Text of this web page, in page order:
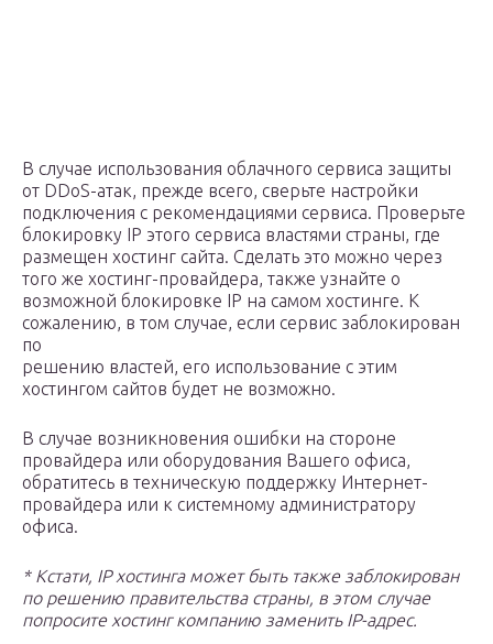
В случае использования облачного сервиса защиты
от DDoS-атак, прежде всего, сверьте настройки
подключения с рекомендациями сервиса. Проверьте
блокировку IP этого сервиса властями страны, где
размещен хостинг сайта. Сделать это можно через
того же хостинг-провайдера, также узнайте о
возможной блокировке IP на самом хостинге. К
сожалению, в том случае, если сервис заблокирован
по
решению властей, его использование с этим
хостингом сайтов будет не возможно.
В случае возникновения ошибки на стороне
провайдера или оборудования Вашего офиса,
обратитесь в техническую поддержку Интернет-
провайдера или к системному администратору
офиса.
* Кстати, IP хостинга может быть также заблокирован
по решению правительства страны, в этом случае
попросите хостинг компанию заменить IP-адрес.